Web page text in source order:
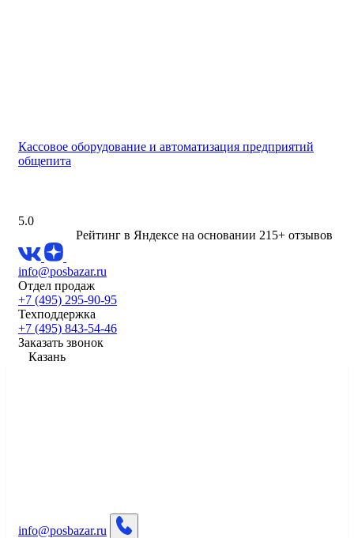
Кассовое оборудование и автоматизация предприятий
общепита
5.0
Рейтинг в Яндексе на основании 215+ отзывов
info@posbazar.ru
Отдел продаж
+7 (495) 295-90-95
Техподдержка
+7 (495) 843-54-46
Заказать звонок
Казань
info@posbazar.ru